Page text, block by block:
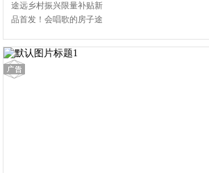
途远乡村振兴限量补贴新
品首发！会唱歌的房子途